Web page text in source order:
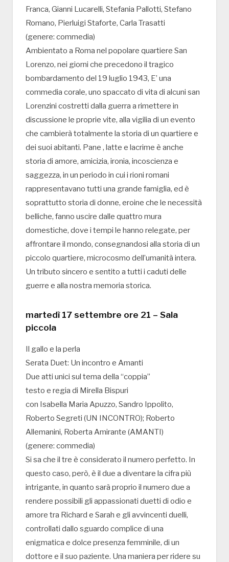
Franca, Gianni Lucarelli, Stefania Pallotti, Stefano
Romano, Pierluigi Staforte, Carla Trasatti
(genere: commedia)
Ambientato a Roma nel popolare quartiere San
Lorenzo, nei giorni che precedono il tragico
bombardamento del 19 luglio 1943, E’ una
commedia corale, uno spaccato di vita di alcuni san
Lorenzini costretti dalla guerra a rimettere in
discussione le proprie vite, alla vigilia di un evento
che cambierà totalmente la storia di un quartiere e
dei suoi abitanti. Pane , latte e lacrime è anche
storia di amore, amicizia, ironia, incoscienza e
saggezza, in un periodo in cui i rioni romani
rappresentavano tutti una grande famiglia, ed è
soprattutto storia di donne, eroine che le necessità
belliche, fanno uscire dalle quattro mura
domestiche, dove i tempi le hanno relegate, per
affrontare il mondo, consegnandosi alla storia di un
piccolo quartiere, microcosmo dell’umanità intera.
Un tributo sincero e sentito a tutti i caduti delle
guerre e alla nostra memoria storica.
martedì 17 settembre ore 21 – Sala
piccola
Il gallo e la perla
Serata Duet: Un incontro e Amanti
Due atti unici sul tema della “coppia”
testo e regia di Mirella Bispuri
con Isabella Maria Apuzzo, Sandro Ippolito,
Roberto Segreti (UN INCONTRO); Roberto
Allemanini, Roberta Amirante (AMANTI)
(genere: commedia)
Si sa che il tre è considerato il numero perfetto. In
questo caso, però, è il due a diventare la cifra più
intrigante, in quanto sarà proprio il numero due a
rendere possibili gli appassionati duetti di odio e
amore tra Richard e Sarah e gli avvincenti duelli,
controllati dallo sguardo complice di una
enigmatica e dolce presenza femminile, di un
dottore e il suo paziente. Una maniera per ridere su